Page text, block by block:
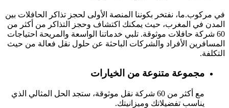
في مركوب.ما، نفتخر بكوننا المنصة الأولى لحجز تذاكر الحافلات بين
المدن في المغرب، حيث يمكنك اكتشاف وحجز التذاكر من أكثر من
60 شركة حافلات موثوقة.
تلبي خدماتنا الواسعة والمريحة احتياجات
المسافرين الأفراد والشركات الباحثة عن حلول نقل فعالة من حيث
التكلفة.
مجموعة متنوعة من الخيارات
مع أكثر من 60 شركة نقل موثوقة، ستجد الحل المثالي الذي
يناسب تفضيلاتك وميزانيتك.